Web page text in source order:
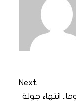
Next
انتهاء جولة